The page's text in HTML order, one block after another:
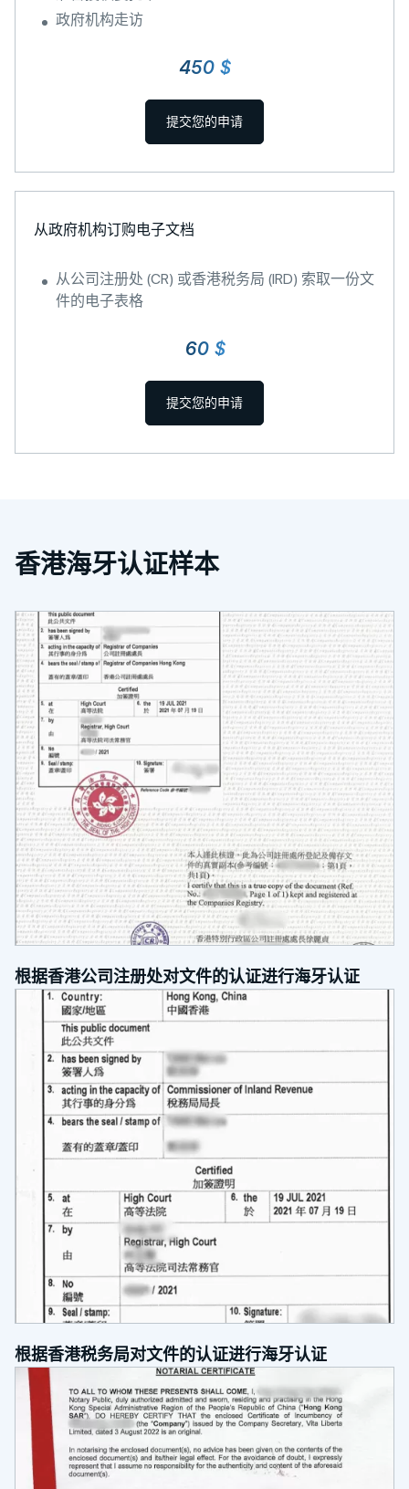
政府机构走访
450 $
提交您的申请
从政府机构订购电子文档
从公司注册处 (CR) 或香港税务局 (IRD) 索取一份文
件的电子表格
60 $
提交您的申请
香港海牙认证样本
根据香港公司注册处对文件的认证进行海牙认证
根据香港税务局对文件的认证进行海牙认证